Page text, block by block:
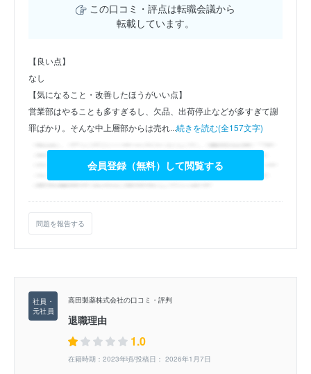
この口コミ・評点は転職会議から
転載しています。
【良い点】
なし
【気になること・改善したほうがいい点】
営業部はやることも多すぎるし、欠品、出荷停止などが多すぎて謝
罪ばかり。そんな中上層部からは売れ...続きを読む(全157文字)
会員登録（無料）して閲覧する
問題を報告する
高田製薬株式会社の口コミ・評判
退職理由
1.0
在籍時期：2023年頃/投稿日： 2026年1月7日